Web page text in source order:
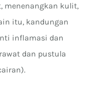
menenangkan kulit,
itu, kandungan
inflamasi dan
dan pustula